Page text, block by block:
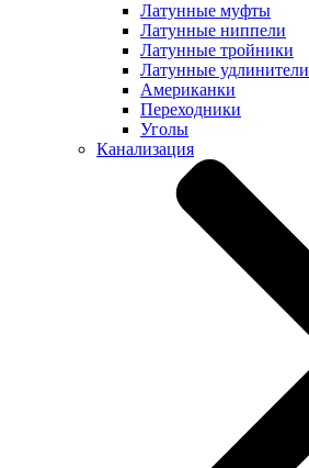
Латунные муфты
Латунные ниппели
Латунные тройники
Латунные удлинители
Американки
Переходники
Уголы
Канализация